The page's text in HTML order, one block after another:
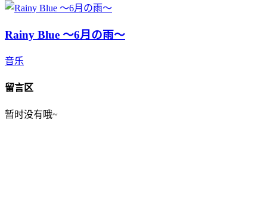
Rainy Blue ～6月の雨～
音乐
留言区
暂时没有哦~